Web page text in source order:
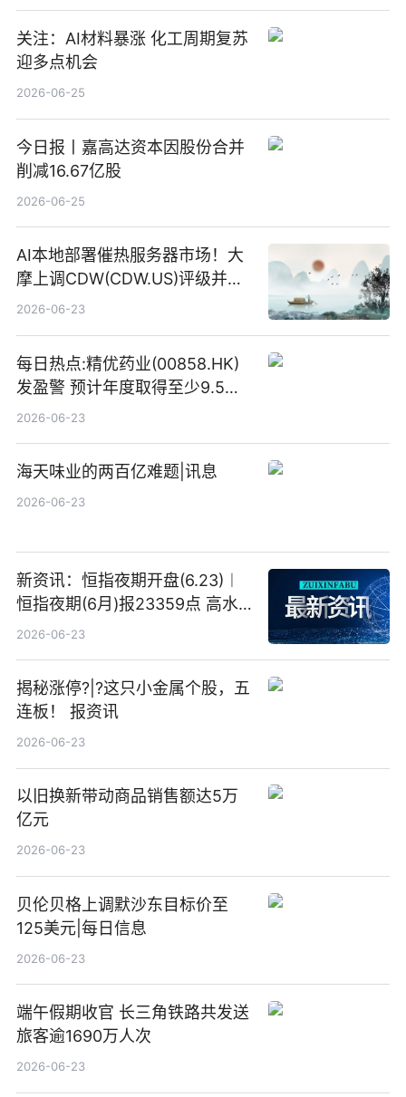
关注：AI材料暴涨 化工周期复苏
迎多点机会
2026-06-25
今日报丨嘉高达资本因股份合并
削减16.67亿股
2026-06-25
AI本地部署催热服务器市场！大
摩上调CDW(CDW.US)评级并看
高IBM(IBM.US)戴尔(DELL.US)
2026-06-23
每日热点:精优药业(00858.HK)
发盈警 预计年度取得至少9.5亿
港元的亏损 同比盈转亏
2026-06-23
海天味业的两百亿难题|讯息
2026-06-23
新资讯：恒指夜期开盘(6.23)︱
恒指夜期(6月)报23359点 高水
23点
2026-06-23
揭秘涨停?|?这只小金属个股，五
连板！ 报资讯
2026-06-23
以旧换新带动商品销售额达5万
亿元
2026-06-23
贝伦贝格上调默沙东目标价至
125美元|每日信息
2026-06-23
端午假期收官 长三角铁路共发送
旅客逾1690万人次
2026-06-23